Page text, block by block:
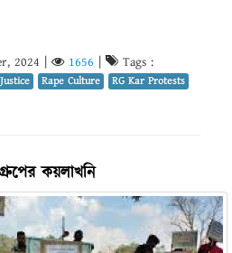
2024 1656 Tags :
Rape Culture
RG Kar Protests
কয়লাখনি